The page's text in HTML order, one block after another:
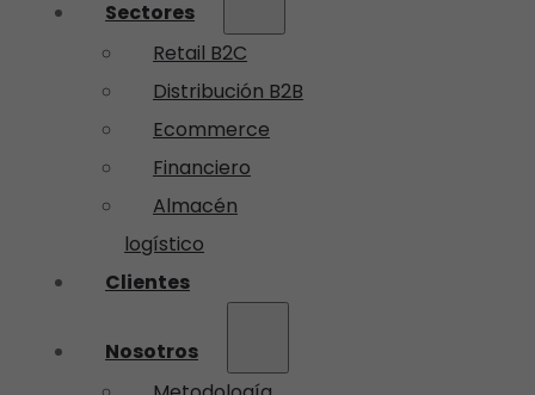
Sectores
Retail B2C
Distribución B2B
Ecommerce
Financiero
Almacén
logístico
Clientes
Nosotros